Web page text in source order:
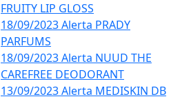
FRUITY LIP GLOSS
18/09/2023 Alerta PRADY
PARFUMS
18/09/2023 Alerta NUUD THE
CAREFREE DEODORANT
13/09/2023 Alerta MEDISKIN DB